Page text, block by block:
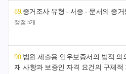
89.증거조사 유형 - 서증 - 문서의 증
쟁점 5개
90.법원 제출용 인우보증서의 법적 의
재 사항과 보증인 자격 요건의 구체적